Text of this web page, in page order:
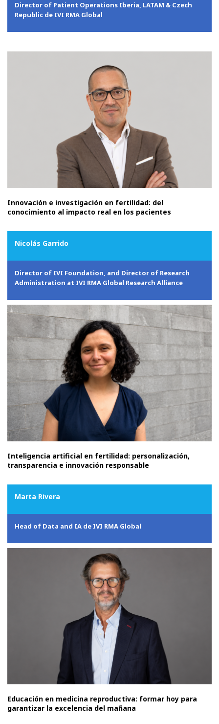
Director of Patient Operations Iberia, LATAM & Czech
Republic de IVI RMA Global
Innovación e investigación en fertilidad: del
conocimiento al impacto real en los pacientes
Nicolás Garrido
Director of IVI Foundation, and Director of Research
Administration at IVI RMA Global Research Alliance
Inteligencia artificial en fertilidad: personalización,
transparencia e innovación responsable
Marta Rivera
Head of Data and IA de IVI RMA Global
Educación en medicina reproductiva: formar hoy para
garantizar la excelencia del mañana